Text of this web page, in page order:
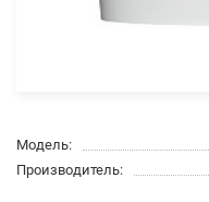
Модель:
Производитель: